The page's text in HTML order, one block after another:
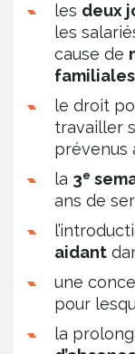
les deux
les
cause de
familiales
le droit
travailler
prévenus
la 3e
ans de
aidant
une
pour
la